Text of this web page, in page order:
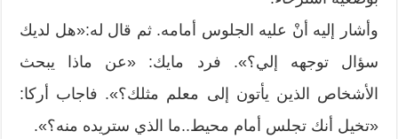
وأشار إليه أنْ عليه الجلوس أمامه. ثم قال له:«هل لديك
سؤال توجهه إلي؟». فرد مايك: «عن ماذا يبحث
الأشخاص الذين يأتون إلى معلم مثلك؟». فاجاب أركا:
«تخيل أنك تجلس أمام محيط..ما الذي ستريده منه؟».